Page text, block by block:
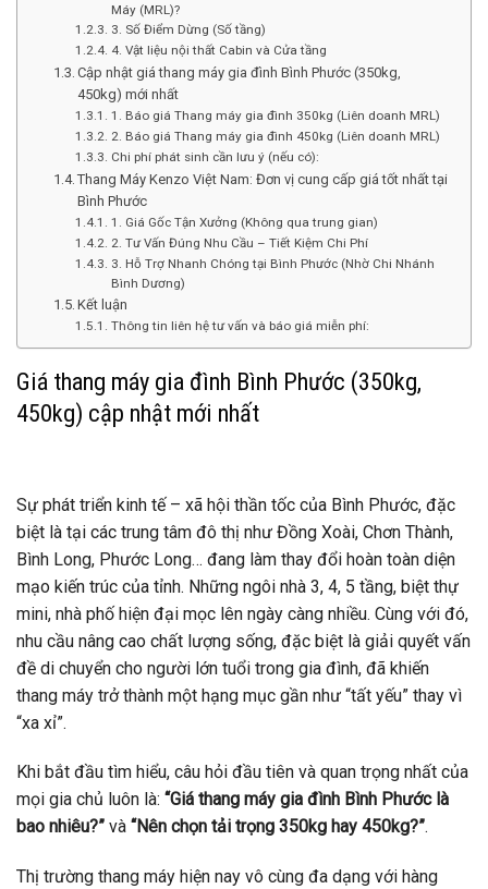
Máy (MRL)?
3. Số Điểm Dừng (Số tầng)
4. Vật liệu nội thất Cabin và Cửa tầng
Cập nhật giá thang máy gia đình Bình Phước (350kg,
450kg) mới nhất
1. Báo giá Thang máy gia đình 350kg (Liên doanh MRL)
2. Báo giá Thang máy gia đình 450kg (Liên doanh MRL)
Chi phí phát sinh cần lưu ý (nếu có):
Thang Máy Kenzo Việt Nam: Đơn vị cung cấp giá tốt nhất tại
Bình Phước
1. Giá Gốc Tận Xưởng (Không qua trung gian)
2. Tư Vấn Đúng Nhu Cầu – Tiết Kiệm Chi Phí
3. Hỗ Trợ Nhanh Chóng tại Bình Phước (Nhờ Chi Nhánh
Bình Dương)
Kết luận
Thông tin liên hệ tư vấn và báo giá miễn phí:
Giá thang máy gia đình Bình Phước (350kg,
450kg) cập nhật mới nhất
Sự phát triển kinh tế – xã hội thần tốc của Bình Phước, đặc
biệt là tại các trung tâm đô thị như Đồng Xoài, Chơn Thành,
Bình Long, Phước Long… đang làm thay đổi hoàn toàn diện
mạo kiến trúc của tỉnh. Những ngôi nhà 3, 4, 5 tầng, biệt thự
mini, nhà phố hiện đại mọc lên ngày càng nhiều. Cùng với đó,
nhu cầu nâng cao chất lượng sống, đặc biệt là giải quyết vấn
đề di chuyển cho người lớn tuổi trong gia đình, đã khiến
thang máy trở thành một hạng mục gần như “tất yếu” thay vì
“xa xỉ”.
Khi bắt đầu tìm hiểu, câu hỏi đầu tiên và quan trọng nhất của
mọi gia chủ luôn là: “Giá thang máy gia đình Bình Phước là
bao nhiêu?” và “Nên chọn tải trọng 350kg hay 450kg?”.
Thị trường thang máy hiện nay vô cùng đa dạng với hàng